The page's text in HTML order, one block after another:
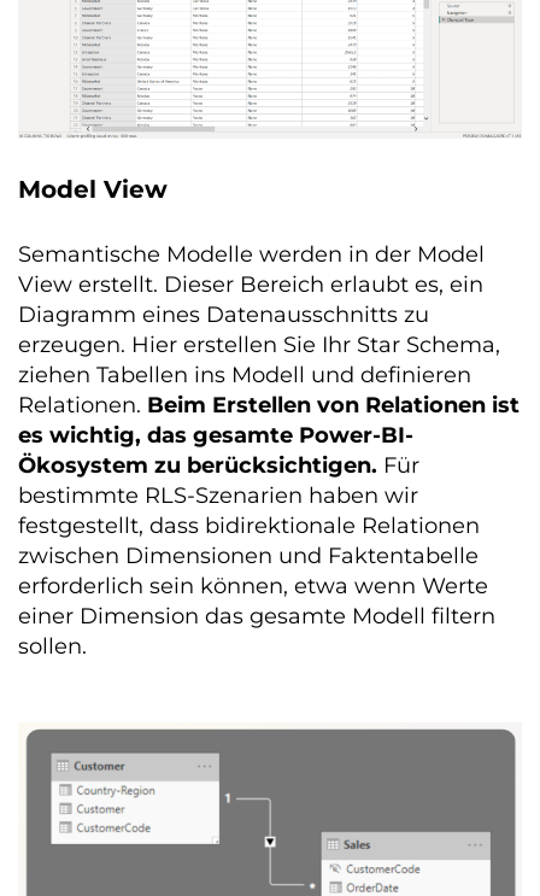
Model View
Semantische Modelle werden in der Model
View erstellt. Dieser Bereich erlaubt es, ein
Diagramm eines Datenausschnitts zu
erzeugen. Hier erstellen Sie Ihr Star Schema,
ziehen Tabellen ins Modell und definieren
Relationen. Beim Erstellen von Relationen ist
es wichtig, das gesamte Power-BI-
Ökosystem zu berücksichtigen. Für
bestimmte RLS-Szenarien haben wir
festgestellt, dass bidirektionale Relationen
zwischen Dimensionen und Faktentabelle
erforderlich sein können, etwa wenn Werte
einer Dimension das gesamte Modell filtern
sollen.